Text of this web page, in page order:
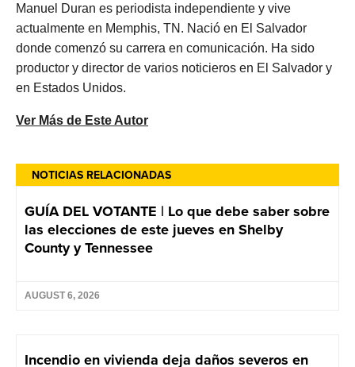
NOTICIAS RELACIONADAS
GUÍA DEL VOTANTE | Lo que debe saber sobre
las elecciones de este jueves en Shelby
County y Tennessee
AUGUST 6, 2026
Incendio en vivienda deja daños severos en
Manuel Duran es periodista independiente y vive
actualmente en Memphis, TN. Nació en El Salvador
donde comenzó su carrera en comunicación. Ha sido
productor y director de varios noticieros en El Salvador y
en Estados Unidos.
Ver Más de Este Autor